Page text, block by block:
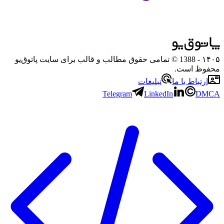
۱۴۰۵
- 1388 © تمامی حقوق مطالب و قالب برای سایت پاتوق‌یو
محفوظ است.
ارتباط با ما
تبلیغات
Telegram
LinkedIn DMCA